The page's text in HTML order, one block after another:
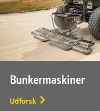
Bunkermaskiner
Udforsk